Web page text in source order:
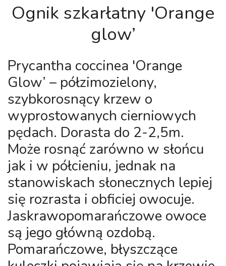
Ognik szkarłatny 'Orange
glow’
Prycantha coccinea 'Orange
Glow’ – półzimozielony,
szybkorosnący krzew o
wyprostowanych cierniowych
pędach. Dorasta do 2-2,5m.
Może rosnąć zarówno w słońcu
jak i w półcieniu, jednak na
stanowiskach słonecznych lepiej
się rozrasta i obficiej owocuje.
Jaskrawopomarańczowe owoce
są jego główną ozdobą.
Pomarańczowe, błyszczące